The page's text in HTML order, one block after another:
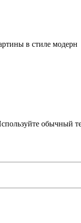
в стиле модерн
обычный